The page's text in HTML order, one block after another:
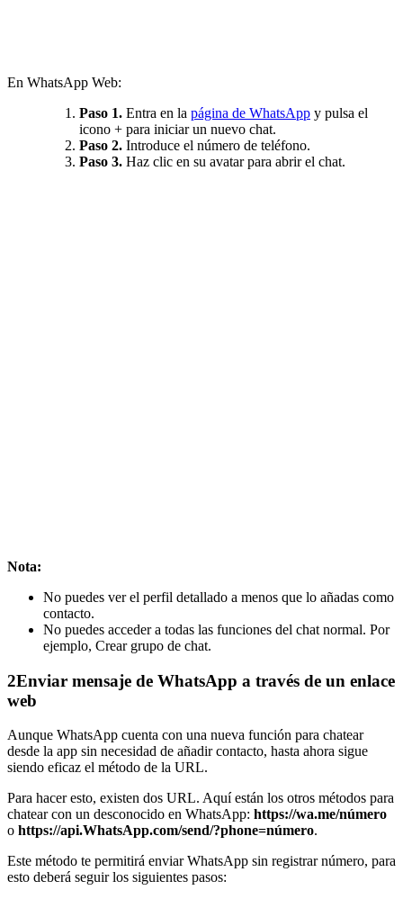
En WhatsApp Web:
Paso 1. Entra en la página de WhatsApp y pulsa el
icono + para iniciar un nuevo chat.
Paso 2. Introduce el número de teléfono.
Paso 3. Haz clic en su avatar para abrir el chat.
Nota:
No puedes ver el perfil detallado a menos que lo añadas como
contacto.
No puedes acceder a todas las funciones del chat normal. Por
ejemplo, Crear grupo de chat.
2Enviar mensaje de WhatsApp a través de un enlace
web
Aunque WhatsApp cuenta con una nueva función para chatear
desde la app sin necesidad de añadir contacto, hasta ahora sigue
siendo eficaz el método de la URL.
Para hacer esto, existen dos URL. Aquí están los otros métodos para
chatear con un desconocido en WhatsApp: https://wa.me/número
o https://api.WhatsApp.com/send/?phone=número.
Este método te permitirá enviar WhatsApp sin registrar número, para
esto deberá seguir los siguientes pasos: